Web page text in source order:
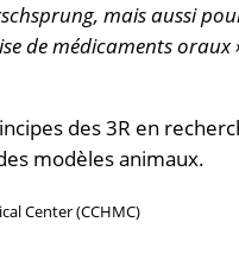
mais aussi
de médicaments oraux
des 3R en
modèles animaux.
Center (CCHMC)